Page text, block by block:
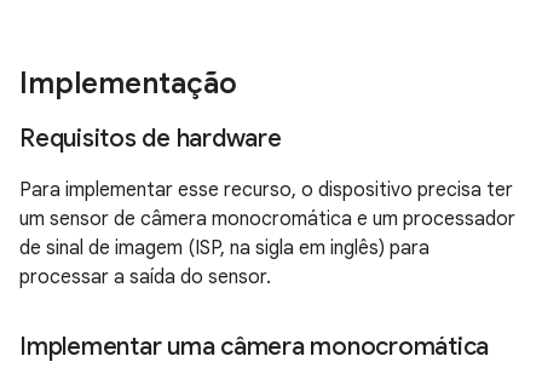
Implementação
Requisitos de hardware
Para implementar esse recurso, o dispositivo precisa ter
um sensor de câmera monocromática e um processador
de sinal de imagem (ISP, na sigla em inglês) para
processar a saída do sensor.
Implementar uma câmera monocromática